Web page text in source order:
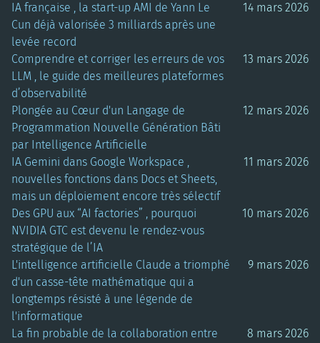
IA française , la start-up AMI de Yann Le
Cun déjà valorisée 3 milliards après une
levée record
14 mars 2026
Comprendre et corriger les erreurs de vos
LLM , le guide des meilleures plateformes
d’observabilité
13 mars 2026
Plongée au Cœur d'un Langage de
Programmation Nouvelle Génération Bâti
par Intelligence Artificielle
12 mars 2026
IA Gemini dans Google Workspace ,
nouvelles fonctions dans Docs et Sheets,
mais un déploiement encore très sélectif
11 mars 2026
Des GPU aux “AI factories” , pourquoi
NVIDIA GTC est devenu le rendez-vous
stratégique de l’IA
10 mars 2026
L'intelligence artificielle Claude a triomphé
d'un casse-tête mathématique qui a
longtemps résisté à une légende de
l'informatique
9 mars 2026
La fin probable de la collaboration entre
8 mars 2026